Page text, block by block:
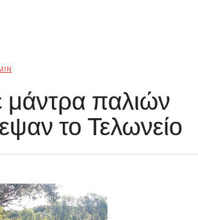
παλιών
το Τελωνείο